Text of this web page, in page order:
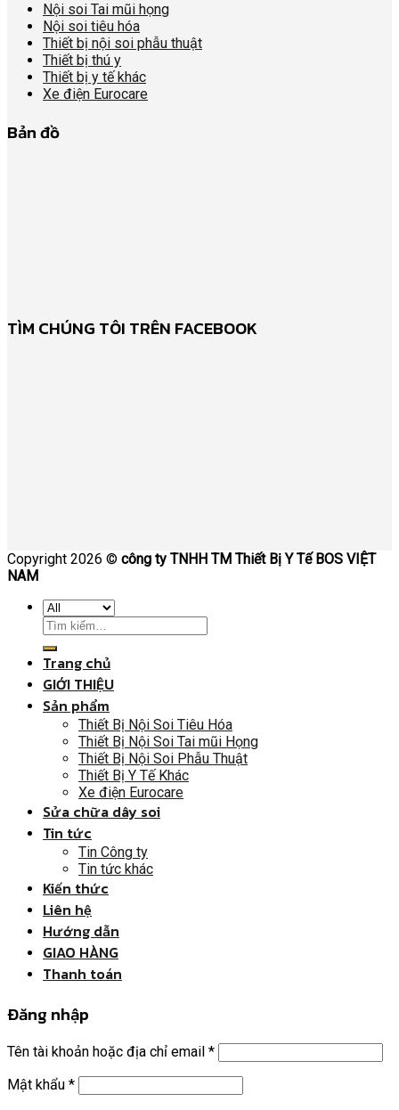
Nội soi Tai mũi họng
Nội soi tiêu hóa
Thiết bị nội soi phẫu thuật
Thiết bị thú y
Thiết bị y tế khác
Xe điện Eurocare
Bản đồ
TÌM CHÚNG TÔI TRÊN FACEBOOK
Copyright 2026 © công ty TNHH TM Thiết Bị Y Tế BOS VIỆT
NAM
Trang chủ
GIỚI THIỆU
Sản phẩm
Thiết Bị Nội Soi Tiêu Hóa
Thiết Bị Nội Soi Tai mũi Họng
Thiết Bị Nội Soi Phẫu Thuật
Thiết Bị Y Tế Khác
Xe điện Eurocare
Sửa chữa dây soi
Tin tức
Tin Công ty
Tin tức khác
Kiến thức
Liên hệ
Hướng dẫn
GIAO HÀNG
Thanh toán
Đăng nhập
Tên tài khoản hoặc địa chỉ email *
Mật khẩu *